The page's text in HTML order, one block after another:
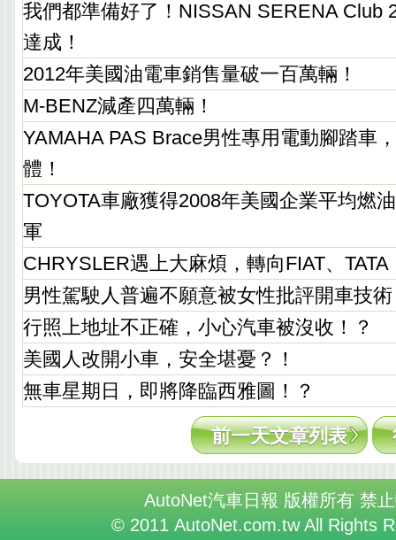
我們都準備好了！NISSAN SERENA Club
達成！
2012年美國油電車銷售量破一百萬輛！
M-BENZ減產四萬輛！
YAMAHA PAS Brace男性專用電動腳踏車
體！
TOYOTA車廠獲得2008年美國企業平均燃
軍
CHRYSLER遇上大麻煩，轉向FIAT、TATA
男性駕駛人普遍不願意被女性批評開車技術
行照上地址不正確，小心汽車被沒收！？
美國人改開小車，安全堪憂？！
無車星期日，即將降臨西雅圖！？
前一天文章列表
AutoNet汽車日報 版權所有 禁
© 2011 AutoNet.com.tw All Rights